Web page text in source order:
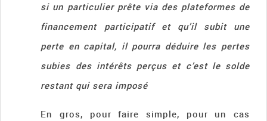
si un particulier prête via des plateformes de
financement participatif et qu’il subit une
perte en capital, il pourra déduire les pertes
subies des intérêts perçus et c’est le solde
restant qui sera imposé
En gros, pour faire simple, pour un cas